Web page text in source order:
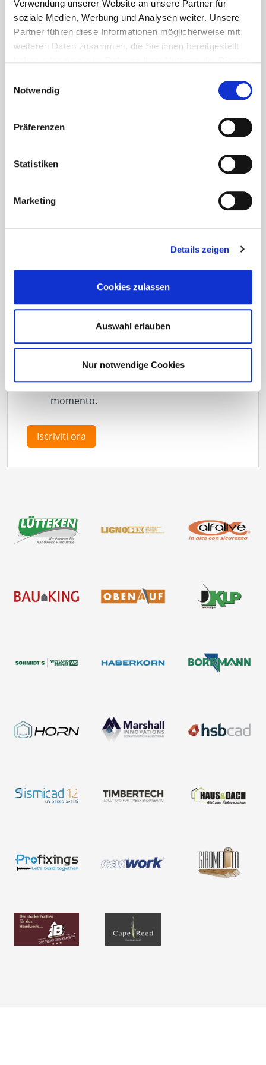
Verwendung unserer Website an unsere Partner für
soziale Medien, Werbung und Analysen weiter. Unsere
Partner führen diese Informationen möglicherweise mit
weiteren Daten zusammen, die Sie ihnen bereitgestellt
Notwendig
Präferenzen
Statistiken
Marketing
Details zeigen
Cookies zulassen
Auswahl erlauben
Nur notwendige Cookies
Non perdere mai più notizie e informazioni su
Eurotec
Su quali argomenti vorresti essere informato?
Strumenti
Eurotec COACH
Sì, accetto le norme sulla protezione dei
dati di Eurotec GmbH e desidero essere
prodotti e novità interessanti. Posso
revocare questo consenso in qualsiasi
momento.